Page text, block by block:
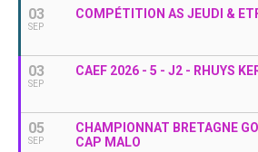
03
SEP
COMPÉTITION AS JEUDI &
03
SEP
CAEF 2026 - 5 - J2 - RHUYS
05
SEP
CHAMPIONNAT BRETAGNE
CAP MALO